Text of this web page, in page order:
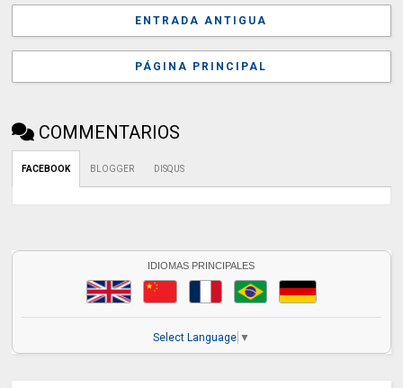
ENTRADA ANTIGUA
PÁGINA PRINCIPAL
COMMENTARIOS
FACEBOOK BLOGGER DISQUS
IDIOMAS PRINCIPALES
Select Language ▼